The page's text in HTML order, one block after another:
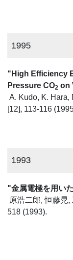
1995
"High Efficiency
Pressure CO2 on
A. Kudo, K. Hara,
[12], 113-116
1993
"金属電極を用い
原浩二郎, 恒藤晃,
518 (1993).